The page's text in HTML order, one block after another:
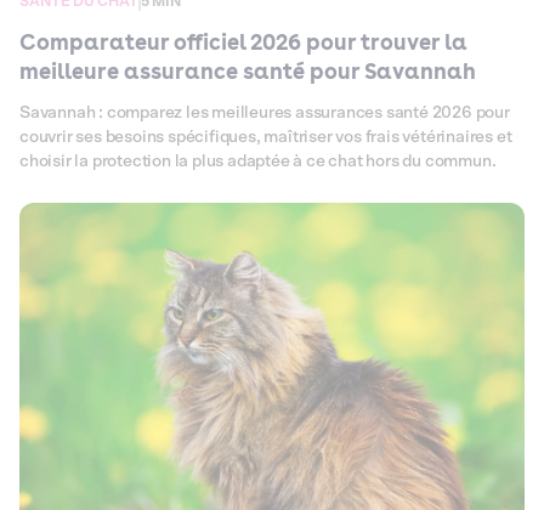
Comparateur officiel 2026 pour trouver la
meilleure assurance santé pour Savannah
Savannah : comparez les meilleures assurances santé 2026 pour
couvrir ses besoins spécifiques, maîtriser vos frais vétérinaires et
choisir la protection la plus adaptée à ce chat hors du commun.